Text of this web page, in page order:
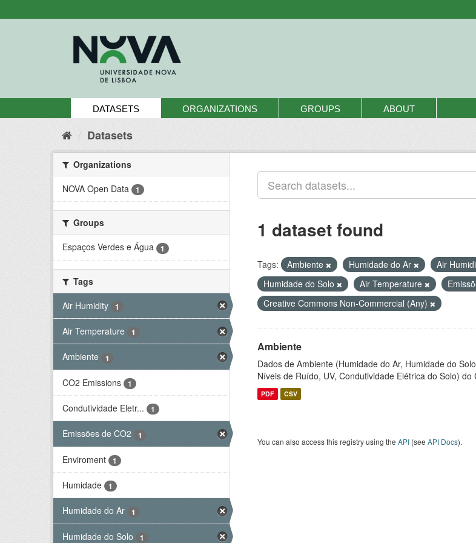
to
DATASETS ORGANIZATIONS GROUPS ABOUT
Datasets
Organizations
NOVA Open Data
1
Groups
Espaços Verdes e Água
1
Tags
Air Humidity
1
Air Temperature 1
Ambiente 1
CO2 Emissions 1
Condutividade Eletr... 1
Emissões de CO2 1
Enviroment 1
Humidade 1
Humidade do Ar 1
Humidade do Solo 1
1 dataset found
Tags: Ambiente Humidade do Ar
Air
Humidade do Solo
Air Temperature
Creative Commons Non-Commercial (Any)
Ambiente
Dados de Ambiente (Humidade do Ar, Humidade do
Níveis de Ruído, UV, Condutividade Elétrica do Solo) do
PDF CSV
You can also access this registry using the API (see API Docs).